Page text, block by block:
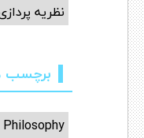
نظریه
برچسب